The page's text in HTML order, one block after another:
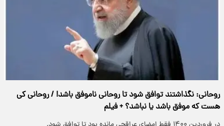
روحانی: نگذاشتند توافق شود تا روحانی ناموفق باشد! / روحانی کی
هست که موفق باشد یا نباشد؟ + فیلم